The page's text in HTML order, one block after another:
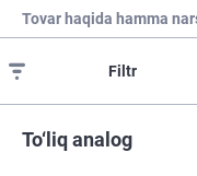
Tovar haqida hamma
Filtr
To‘liq analog